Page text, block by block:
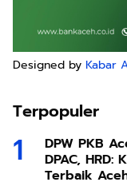
Designed by Kabar
Terpopuler
DPW PKB
DPAC,
Terbaik